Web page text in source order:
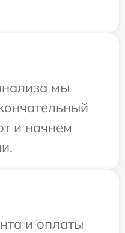
мы
и начнем
и оплаты